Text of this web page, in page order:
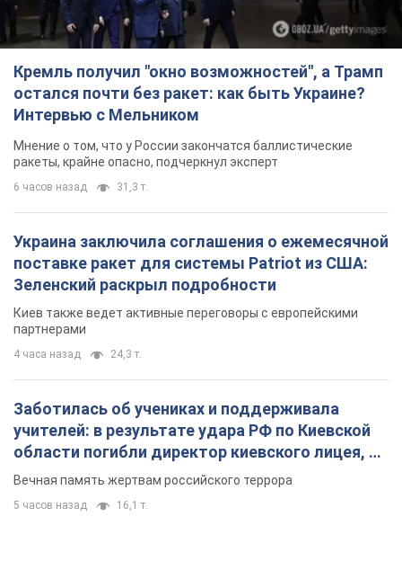
Кремль получил "окно возможностей", а Трамп
остался почти без ракет: как быть Украине?
Интервью с Мельником
Мнение о том, что у России закончатся баллистические
ракеты, крайне опасно, подчеркнул эксперт
6 часов назад 31,3 т.
Украина заключила соглашения о ежемесячной
поставке ракет для системы Patriot из США:
Зеленский раскрыл подробности
Киев также ведет активные переговоры с европейскими
партнерами
4 часа назад 24,3 т.
Заботилась об учениках и поддерживала
учителей: в результате удара РФ по Киевской
области погибли директор киевского лицея, её
муж и внук
Вечная память жертвам российского террора
5 часов назад 16,1 т.